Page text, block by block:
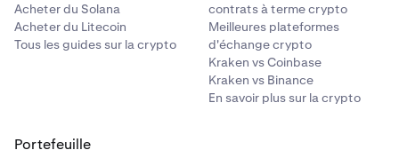
Acheter du Solana
Acheter du Litecoin
Tous les guides sur la crypto
contrats à terme crypto
Meilleures plateformes
d'échange crypto
Kraken vs Coinbase
Kraken vs Binance
En savoir plus sur la crypto
Portefeuille